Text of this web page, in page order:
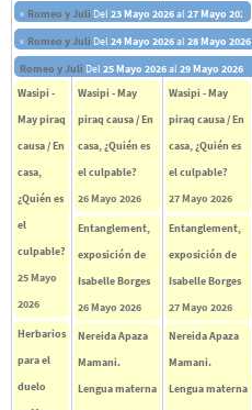
« Romeo y Juli Del 23 Mayo 2026al 27 Mayo 2026
« Romeo y Juli Del 24 Mayo 2026al 28 Mayo 2026
Romeo y Juli Del 25 Mayo 2026al 29 Mayo 2026
Wasipi -
May piraq
causa / En
casa,
¿Quién es
el
culpable?
25 Mayo
2026
Herbarios
para el
duelo
Wasipi - May
piraq causa / En
casa, ¿Quién es
el culpable?
26 Mayo 2026
Entanglement,
exposición de
Isabelle Borges
26 Mayo 2026
Nereida Apaza
Mamani.
Lengua materna
Wasipi - May
piraq causa / En
casa, ¿Quién es
el culpable?
27 Mayo 2026
Entanglement,
exposición de
Isabelle Borges
27 Mayo 2026
Nereida Apaza
Mamani.
Lengua materna